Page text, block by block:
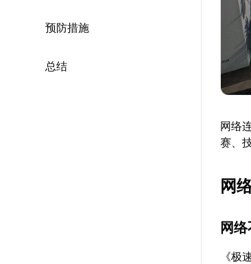
预防措施
总结
网络
赛、
网
网
《极